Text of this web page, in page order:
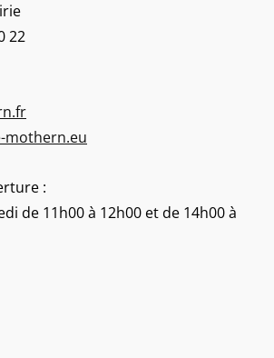
22
mothern.eu
:
de 11h00 à 12h00 et de 14h00 à